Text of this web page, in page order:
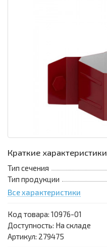
Краткие характеристики
Тип сечения
Тип продукции
Все характеристики
Код товара: 10976-01
Доступность: На складе
Артикул: 279475